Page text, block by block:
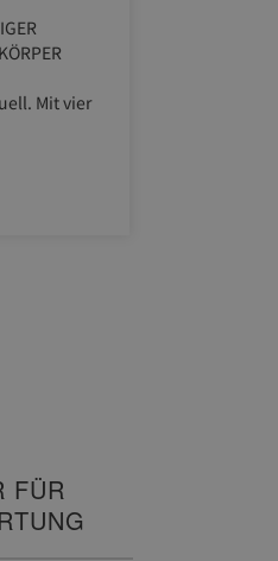
Mit vier
FÜR